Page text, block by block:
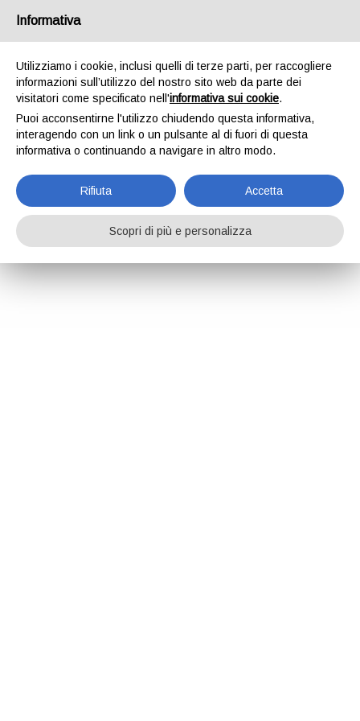
Informativa
Utilizziamo i cookie, inclusi quelli di terze parti, per raccogliere
informazioni sull’utilizzo del nostro sito web da parte dei
visitatori come specificato nell'informativa sui cookie.
Puoi acconsentirne l'utilizzo chiudendo questa informativa,
interagendo con un link o un pulsante al di fuori di questa
informativa o continuando a navigare in altro modo.
Rifiuta Accetta
Scopri di più e personalizza